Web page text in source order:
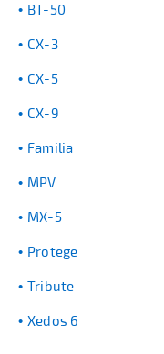
BT-50
CX-3
CX-5
CX-9
Familia
MPV
MX-5
Protege
Tribute
Xedos 6